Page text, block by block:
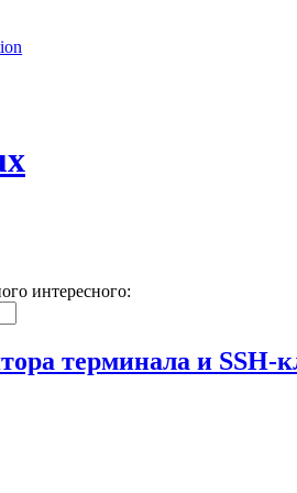
интересного:
терминала и SSH-